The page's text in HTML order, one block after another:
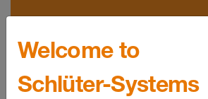
recomendaciones para
Welcome to
Schlüter-Systems